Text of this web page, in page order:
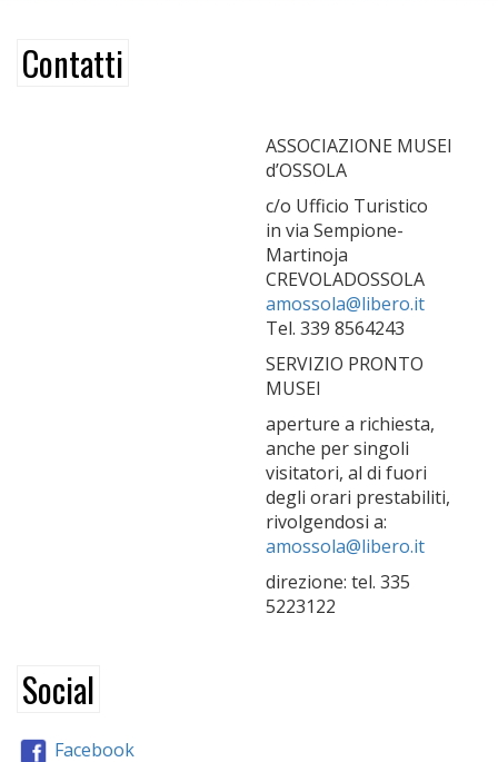
Contatti
ASSOCIAZIONE MUSEI
d’OSSOLA
c/o Ufficio Turistico
in via Sempione-
Martinoja
CREVOLADOSSOLA
amossola@libero.it
Tel. 339 8564243
SERVIZIO PRONTO
MUSEI
aperture a richiesta,
anche per singoli
visitatori, al di fuori
degli orari prestabiliti,
rivolgendosi a:
amossola@libero.it
direzione: tel. 335
5223122
Social
Facebook